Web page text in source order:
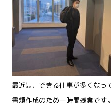
最近は、できる仕事が多くなっ
書類作成のため一時間残業です。